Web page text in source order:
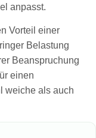
anpasst.
Vorteil einer
Belastung
Beanspruchung
einen
weiche als auch